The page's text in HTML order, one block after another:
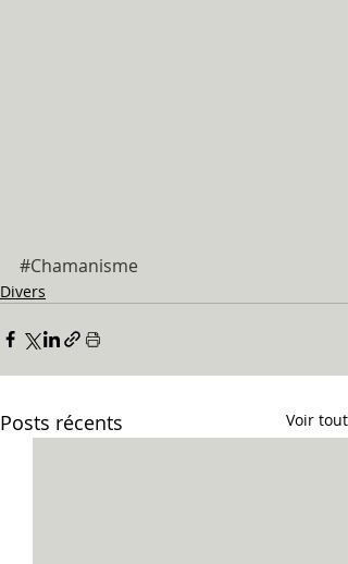
#Chamanisme
Divers
Posts récents Voir tout